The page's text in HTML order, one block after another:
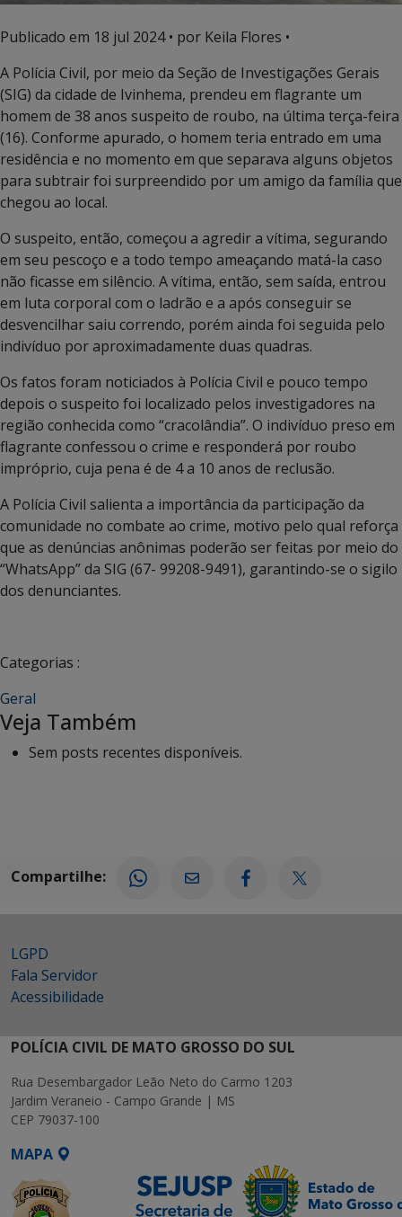
Publicado em 18 jul 2024• por Keila Flores •
A Polícia Civil, por meio da Seção de Investigações Gerais
(SIG) da cidade de Ivinhema, prendeu em flagrante um
homem de 38 anos suspeito de roubo, na última terça-feira
(16). Conforme apurado, o homem teria entrado em uma
residência e no momento em que separava alguns objetos
para subtrair foi surpreendido por um amigo da família que
chegou ao local.
O suspeito, então, começou a agredir a vítima, segurando
em seu pescoço e a todo tempo ameaçando matá-la caso
não ficasse em silêncio. A vítima, então, sem saída, entrou
em luta corporal com o ladrão e a após conseguir se
desvencilhar saiu correndo, porém ainda foi seguida pelo
indivíduo por aproximadamente duas quadras.
Os fatos foram noticiados à Polícia Civil e pouco tempo
depois o suspeito foi localizado pelos investigadores na
região conhecida como “cracolândia”. O indivíduo preso em
flagrante confessou o crime e responderá por roubo
impróprio, cuja pena é de 4 a 10 anos de reclusão.
A Polícia Civil salienta a importância da participação da
comunidade no combate ao crime, motivo pelo qual reforça
que as denúncias anônimas poderão ser feitas por meio do
“WhatsApp” da SIG (67- 99208-9491), garantindo-se o sigilo
dos denunciantes.
Categorias :
Geral
Veja Também
Sem posts recentes disponíveis.
Compartilhe:
LGPD
Fala Servidor
Acessibilidade
POLÍCIA CIVIL DE MATO GROSSO DO SUL
Rua Desembargador Leão Neto do Carmo 1203
Jardim Veraneio - Campo Grande | MS
CEP 79037-100
MAPA